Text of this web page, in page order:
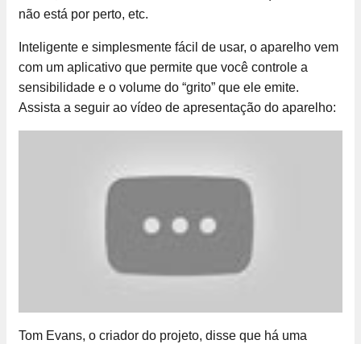
não está por perto, etc.
Inteligente e simplesmente fácil de usar, o aparelho vem
com um aplicativo que permite que você controle a
sensibilidade e o volume do “grito” que ele emite.
Assista a seguir ao vídeo de apresentação do aparelho:
Tom Evans, o criador do projeto, disse que há uma